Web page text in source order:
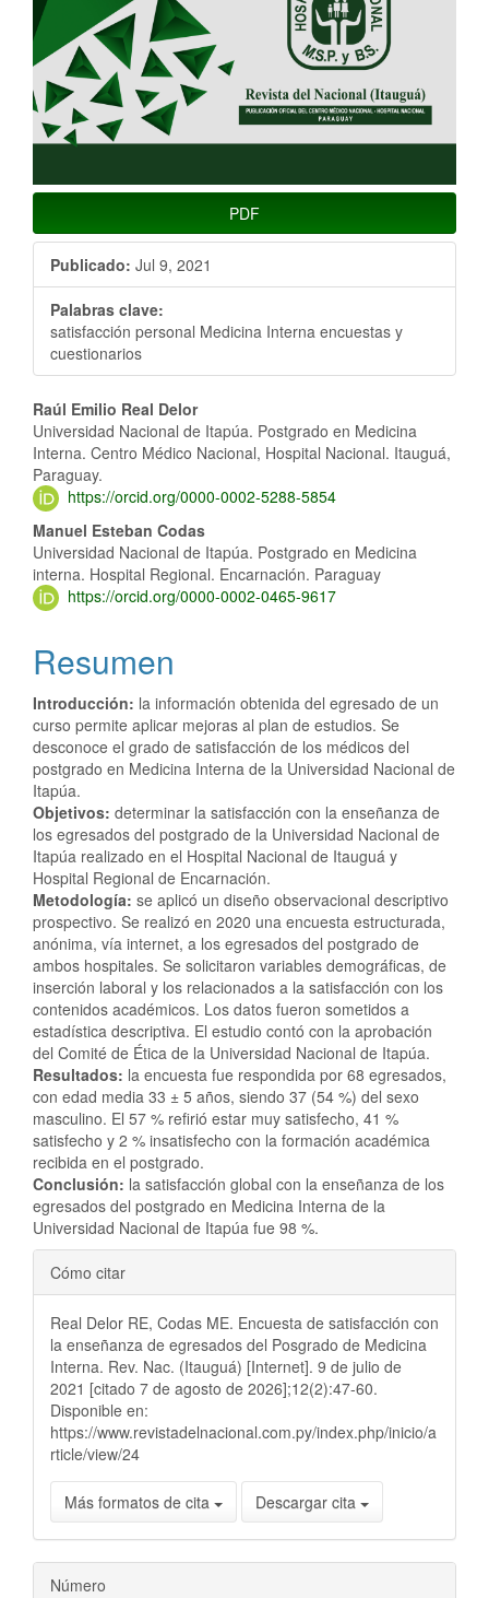
PDF
Publicado: Jul 9, 2021
Palabras clave:
satisfacción personal Medicina Interna encuestas y
cuestionarios
Contenido
principal
del
artículo
Raúl Emilio Real Delor
Universidad Nacional de Itapúa. Postgrado en Medicina
Interna. Centro Médico Nacional, Hospital Nacional. Itauguá,
Paraguay.
https://orcid.org/0000-0002-5288-5854
Manuel Esteban Codas
Universidad Nacional de Itapúa. Postgrado en Medicina
interna. Hospital Regional. Encarnación. Paraguay
https://orcid.org/0000-0002-0465-9617
Resumen
Introducción: la información obtenida del egresado de un
curso permite aplicar mejoras al plan de estudios. Se
desconoce el grado de satisfacción de los médicos del
postgrado en Medicina Interna de la Universidad Nacional de
Itapúa.
Objetivos: determinar la satisfacción con la enseñanza de
los egresados del postgrado de la Universidad Nacional de
Itapúa realizado en el Hospital Nacional de Itauguá y
Hospital Regional de Encarnación.
Metodología: se aplicó un diseño observacional descriptivo
prospectivo. Se realizó en 2020 una encuesta estructurada,
anónima, vía internet, a los egresados del postgrado de
ambos hospitales. Se solicitaron variables demográficas, de
inserción laboral y los relacionados a la satisfacción con los
contenidos académicos. Los datos fueron sometidos a
estadística descriptiva. El estudio contó con la aprobación
del Comité de Ética de la Universidad Nacional de Itapúa.
Resultados: la encuesta fue respondida por 68 egresados,
con edad media 33 ± 5 años, siendo 37 (54 %) del sexo
masculino. El 57 % refirió estar muy satisfecho, 41 %
satisfecho y 2 % insatisfecho con la formación académica
recibida en el postgrado.
Conclusión: la satisfacción global con la enseñanza de los
egresados del postgrado en Medicina Interna de la
Universidad Nacional de Itapúa fue 98 %.
Detalles
del
artículo
Cómo citar
Real Delor RE, Codas ME. Encuesta de satisfacción con
la enseñanza de egresados del Posgrado de Medicina
Interna. Rev. Nac. (Itauguá) [Internet]. 9 de julio de
2021 [citado 7 de agosto de 2026];12(2):47-60.
Disponible en:
https://www.revistadelnacional.com.py/index.php/inicio/a
rticle/view/24
Más formatos de cita Descargar cita
Número